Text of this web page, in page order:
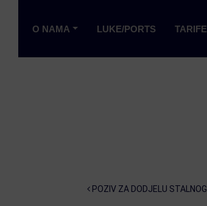
O NAMA LUKE/PORTS TARIFE
Post
POZIV ZA DODJELU